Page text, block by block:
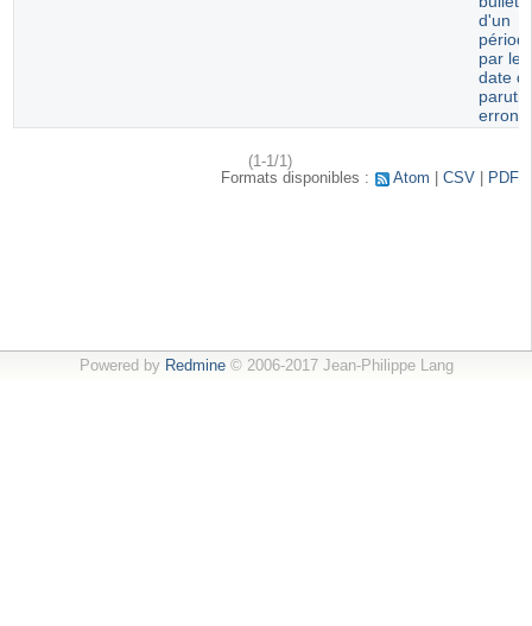
d'un
par
date
erroné
(1-1/1)
Formats disponibles :
Atom CSV PDF
Powered by Redmine© 2006-2017 Jean-Philippe Lang